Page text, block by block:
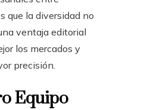
que la diversidad no
ventaja editorial
los mercados y
precisión.
Equipo